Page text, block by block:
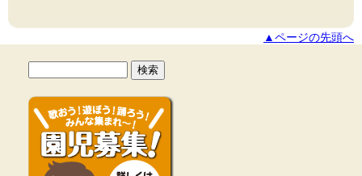
▲ページの先頭へ